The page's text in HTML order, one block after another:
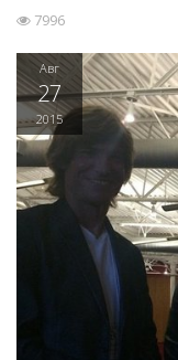
7996
Авг
27
2015